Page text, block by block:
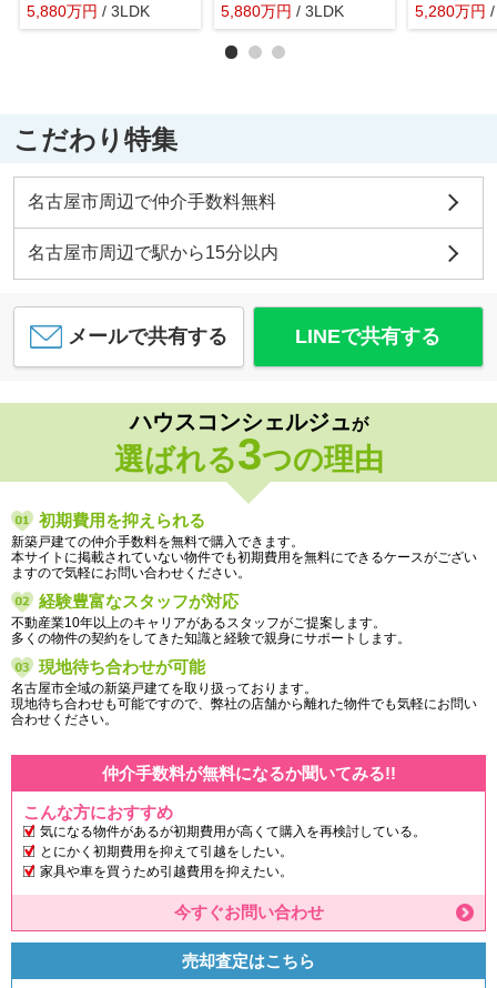
5,880万円 / 3LDK
5,880万円 / 3LDK 5,280万円
こだわり特集
名古屋市周辺で仲介手数料無料
名古屋市周辺で駅から15分以内
メールで共有する LINEで共有する
ハウスコンシェルジュが
選ばれる3つの理由
初期費用を抑えられる
新築戸建ての仲介手数料を無料で購入できます。
本サイトに掲載されていない物件でも初期費用を無料にできるケースがござい
ますので気軽にお問い合わせください。
経験豊富なスタッフが対応
不動産業10年以上のキャリアがあるスタッフがご提案します。
多くの物件の契約をしてきた知識と経験で親身にサポートします。
現地待ち合わせが可能
名古屋市全域の新築戸建てを取り扱っております。
現地待ち合わせも可能ですので、弊社の店舗から離れた物件でも気軽にお問い
合わせください。
仲介手数料が無料になるか聞いてみる!!
こんな方におすすめ
気になる物件があるが初期費用が高くて購入を再検討している。
とにかく初期費用を抑えて引越をしたい。
家具や車を買うため引越費用を抑えたい。
今すぐお問い合わせ
売却査定はこちら